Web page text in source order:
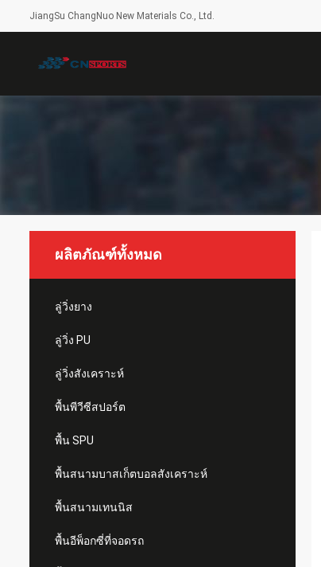
JiangSu ChangNuo New Materials Co., Ltd.
ผลิตภัณฑ์ทั้งหมด
ลู่วิ่งยาง
ลู่วิ่ง PU
ลู่วิ่งสังเคราะห์
พื้นพีวีซีสปอร์ต
พื้น SPU
พื้นสนามบาสเก็ตบอลสังเคราะห์
พื้นสนามเทนนิส
พื้นอีพ็อกซี่ที่จอดรถ